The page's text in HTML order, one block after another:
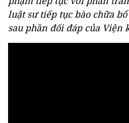
luật sư tiếp tục bào chữa
sau phần đối đáp của Viện